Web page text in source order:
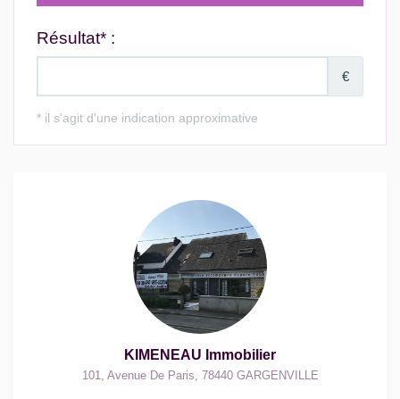
KIMENEAU Immobilier
101, Avenue De Paris, 78440 GARGENVILLE